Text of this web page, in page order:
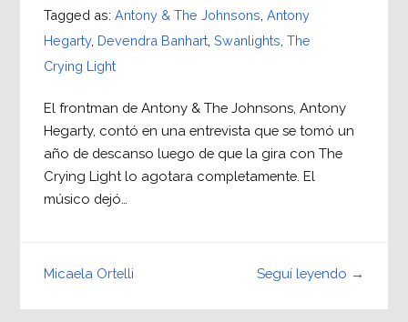
Tagged as: Antony & The Johnsons Antony
Hegarty, Devendra Banhart, Swanlights The
Crying Light
El frontman de Antony & The Johnsons, Antony
Hegarty, contó en una entrevista que se tomó un
año de descanso luego de que la gira con The
Crying Light lo agotara completamente. El
músico dejó…
Seguí leyendo →
Micaela Ortelli